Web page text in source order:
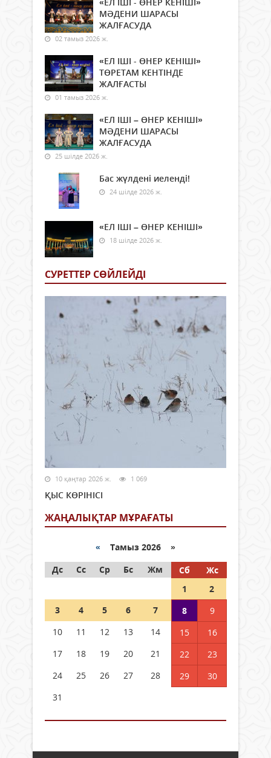
МӘДЕНИ ШАРАСЫ
ЖАЛҒАСУДА
02 тамыз 2026 ж.
«ЕЛ ІШІ - ӨНЕР КЕНІШІ»
ТӨРЕТАМ КЕНТІНДЕ
ЖАЛҒАСТЫ
01 тамыз 2026 ж.
«ЕЛ ІШІ – ӨНЕР КЕНІШІ»
МӘДЕНИ ШАРАСЫ
ЖАЛҒАСУДА
25 шілде 2026 ж.
Бас жүлдені иеленді!
24 шілде 2026 ж.
«ЕЛ ІШІ – ӨНЕР КЕНІШІ»
18 шілде 2026 ж.
СУРЕТТЕР СӨЙЛЕЙДI
10 қаңтар 2026 ж. 1 069
ҚЫС КӨРІНІСІ
ЖАҢАЛЫҚТАР МҰРАҒАТЫ
« Тамыз 2026 »
Дс
Сс Ср Бс Жм Сб
Жс
1
2
3
4 5 6 7 8
9
10
11 12 13 14 15
16
17
18 19 20 21 22
23
24
25 26 27 28 29
30
31